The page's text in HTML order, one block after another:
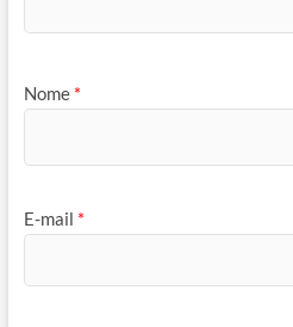
Nome *
E-mail *